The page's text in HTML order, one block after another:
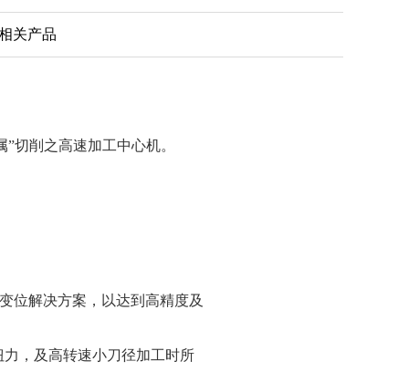
关产品
削之高速加工中心机。
位解决方案，以达到高精度及
力，及高转速小刀径加工时所